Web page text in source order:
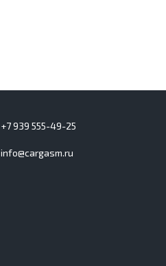
+7 939 555-49-25
info@cargasm.ru